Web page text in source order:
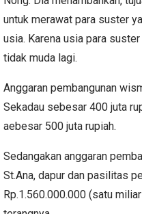
untuk merawat para suster
usia. Karena usia para
tidak muda lagi.
Anggaran pembangunan
Sekadau sebesar 400 juta
aebesar 500 juta rupiah.
Sedangakan anggaran
St.Ana, dapur dan pasilitas
Rp.1.560.000.000 (satu